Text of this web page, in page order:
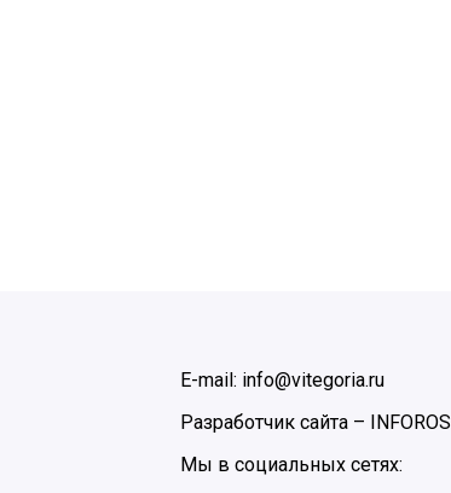
E-mail: info@vitegoria.ru
Разработчик сайта – INFOROS
Мы в социальных сетях: